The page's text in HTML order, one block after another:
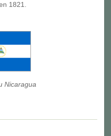
1821.
Nicaragua